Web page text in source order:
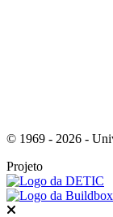
© 1969 - 2026 -
Projeto